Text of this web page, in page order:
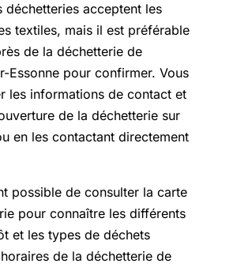
déchetteries acceptent les
textiles, mais il est préférable
de la déchetterie de
Essonne pour confirmer. Vous
les informations de contact et
de la déchetterie sur
en les contactant directement
possible de consulter la carte
pour connaître les différents
et les types de déchets
de la déchetterie de